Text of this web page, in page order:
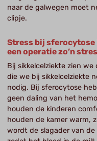
naar de galwegen moet
clipje.
Stress bij sferocytose
een operatie zo’n
Bij sikkelcelziekte zien
die we bij sikkelcelziekte
nodig. Bij sferocytose
geen daling van het
houden de kinderen
houden de kamer warm,
wordt de slagader van